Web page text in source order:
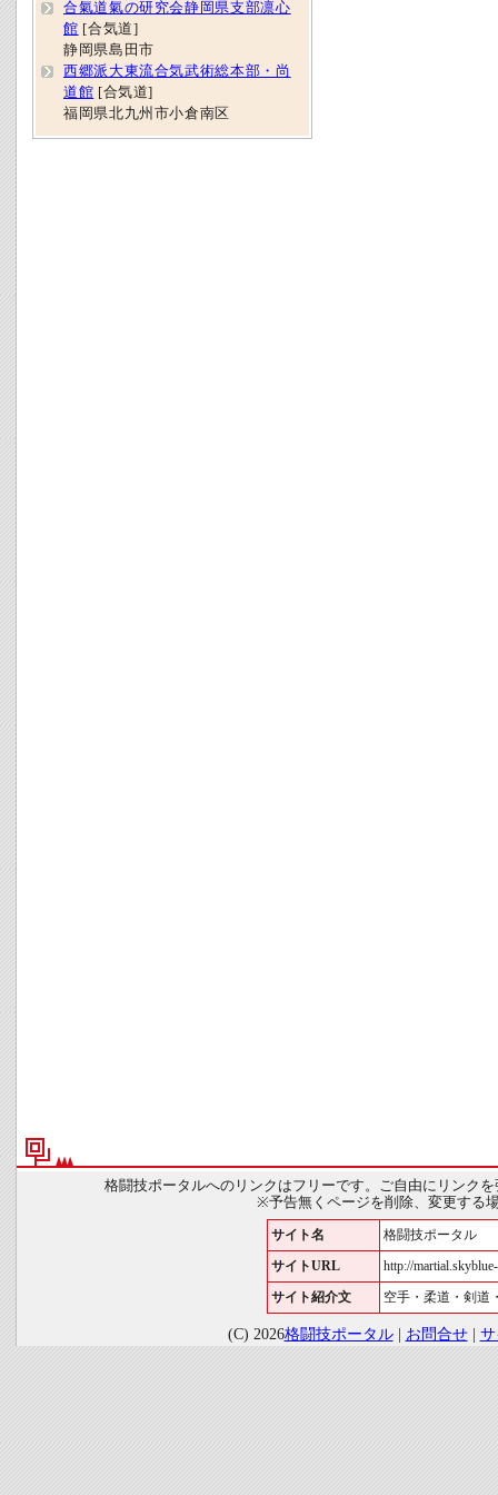
合氣道氣の研究会静岡県支部凛心
館 [合気道]
静岡県島田市
西郷派大東流合気武術総本部・尚
道館 [合気道]
福岡県北九州市小倉南区
格闘技ポータルへのリンクはフリーです。ご自由にリンク
※予告無くページを削除、変更する
サイト名 格闘技ポータル
サイトURL http://
サイト紹介文 空手・柔道・剣道
(C) 2026格闘技ポータル| お問合せ|